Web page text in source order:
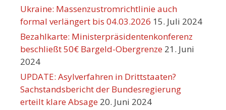
Ukraine: Massenzustromrichtlinie auch
formal verlängert bis 04.03.2026 15. Juli 2024
Bezahlkarte: Ministerpräsidentenkonferenz
beschließt 50€ Bargeld-Obergrenze 21. Juni
2024
UPDATE: Asylverfahren in Drittstaaten?
Sachstandsbericht der Bundesregierung
erteilt klare Absage 20. Juni 2024